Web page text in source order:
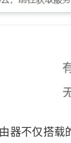
器不仅搭载